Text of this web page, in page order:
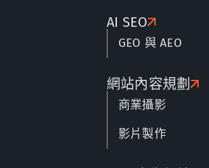
AI SEO
GEO 與 AEO
網站內容規劃
商業攝影
影片製作